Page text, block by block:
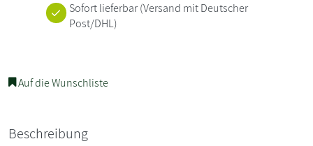
Sofort lieferbar(Versand mit Deutscher
Post/DHL)
Auf die Wunschliste
Beschreibung